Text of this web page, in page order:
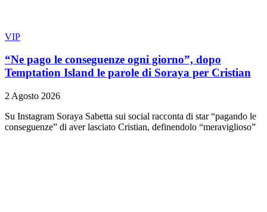
VIP
“Ne pago le conseguenze ogni giorno”, dopo
Temptation Island le parole di Soraya per Cristian
2 Agosto 2026
Su Instagram Soraya Sabetta sui social racconta di star “pagando le
conseguenze” di aver lasciato Cristian, definendolo “meraviglioso”